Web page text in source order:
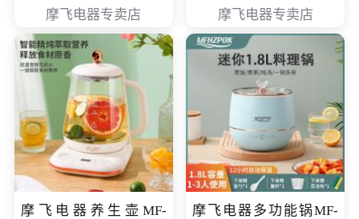
摩飞电器专卖店 摩飞电器专卖店
摩飞电器养生壶MF-
摩飞电器多功能锅MF-